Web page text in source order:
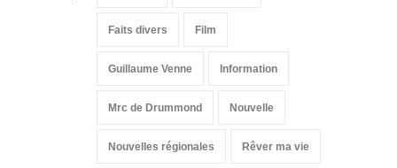
Faits divers Film
Guillaume Venne Information
Mrc de Drummond Nouvelle
Nouvelles régionales Rêver ma vie